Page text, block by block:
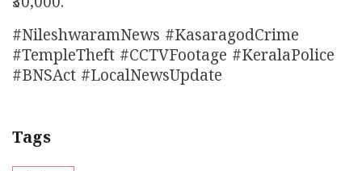
#NileshwaramNews #KasaragodCrime
#TempleTheft #CCTVFootage #KeralaPolice
#BNSAct #LocalNewsUpdate
Tags